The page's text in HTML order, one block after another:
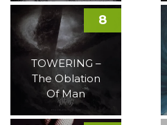
TOWERING –
The Oblation
Of Man
8